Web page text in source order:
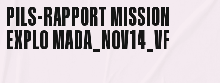
PILS-RAPPORT MISSION
EXPLO MADA_NOV14_VF